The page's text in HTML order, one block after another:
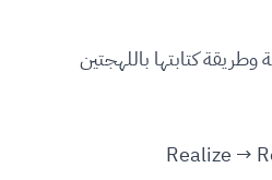
وطريقة كتابتها باللهجتين
Realize →